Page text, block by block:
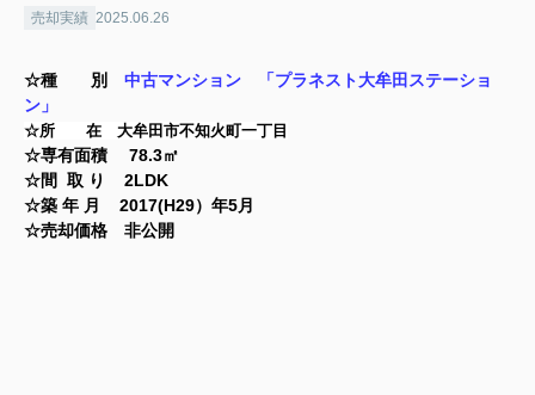
売却実績 2025.06.26
☆種 別
中古マンション 「プラネスト大牟田ステーショ
ン」
☆所 在 大牟田市不知火町一丁目
☆専有面積 78.3㎡
☆間 取 り 2LDK
☆築 年 月 2017(H29）年5月
☆売却価格 非公開